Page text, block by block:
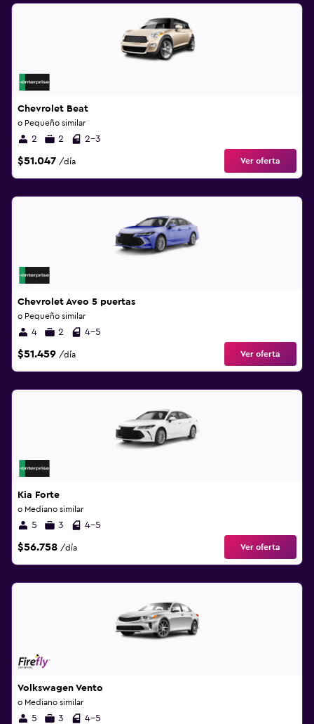
Chevrolet Beat
o Pequeño similar
2 2 2-3
$51.047 /día Ver oferta
Chevrolet Aveo 5 puertas
o Pequeño similar
4 2 4-5
$51.459 /día Ver oferta
Kia Forte
o Mediano similar
5 3 4-5
$56.758 /día Ver oferta
Volkswagen Vento
o Mediano similar
5 3 4-5